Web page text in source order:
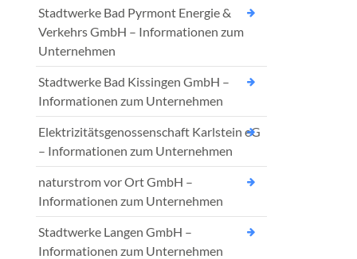
Stadtwerke Bad Pyrmont Energie &
Verkehrs GmbH – Informationen zum
Unternehmen
Stadtwerke Bad Kissingen GmbH –
Informationen zum Unternehmen
Elektrizitätsgenossenschaft Karlstein eG
– Informationen zum Unternehmen
naturstrom vor Ort GmbH –
Informationen zum Unternehmen
Stadtwerke Langen GmbH –
Informationen zum Unternehmen